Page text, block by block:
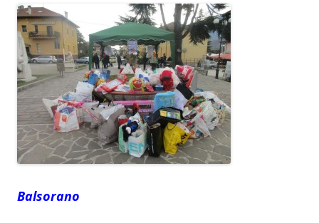
Balsorano